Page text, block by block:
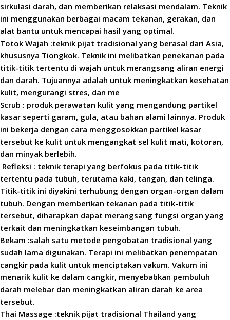
sirkulasi darah, dan memberikan relaksasi mendalam. Teknik
ini menggunakan berbagai macam tekanan, gerakan, dan
alat bantu untuk mencapai hasil yang optimal.
Totok Wajah :teknik pijat tradisional yang berasal dari Asia,
khususnya Tiongkok. Teknik ini melibatkan penekanan pada
titik-titik tertentu di wajah untuk merangsang aliran energi
dan darah. Tujuannya adalah untuk meningkatkan kesehatan
kulit, mengurangi stres, dan me
Scrub : produk perawatan kulit yang mengandung partikel
kasar seperti garam, gula, atau bahan alami lainnya. Produk
ini bekerja dengan cara menggosokkan partikel kasar
tersebut ke kulit untuk mengangkat sel kulit mati, kotoran,
dan minyak berlebih.
Refleksi : teknik terapi yang berfokus pada titik-titik
tertentu pada tubuh, terutama kaki, tangan, dan telinga.
Titik-titik ini diyakini terhubung dengan organ-organ dalam
tubuh. Dengan memberikan tekanan pada titik-titik
tersebut, diharapkan dapat merangsang fungsi organ yang
terkait dan meningkatkan keseimbangan tubuh.
Bekam :salah satu metode pengobatan tradisional yang
sudah lama digunakan. Terapi ini melibatkan penempatan
cangkir pada kulit untuk menciptakan vakum. Vakum ini
menarik kulit ke dalam cangkir, menyebabkan pembuluh
darah melebar dan meningkatkan aliran darah ke area
tersebut.
Thai Massage :teknik pijat tradisional Thailand yang